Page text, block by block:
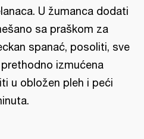
U žumanca dodati
sa praškom za
spanać, posoliti, sve
izmućena
u obložen pleh i peći